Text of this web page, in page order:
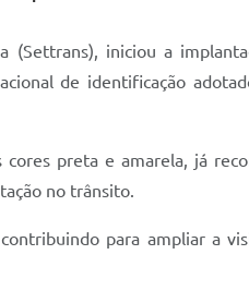
(Settrans), iniciou a
de identificação
preta e amarela, já
no trânsito.
para ampliar a